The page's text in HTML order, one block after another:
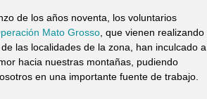
de los años noventa, los voluntarios
Mato Grosso , que vienen realizando
las localidades de la zona, han inculcado a
hacia nuestras montañas, pudiendo
en una importante fuente de trabajo.